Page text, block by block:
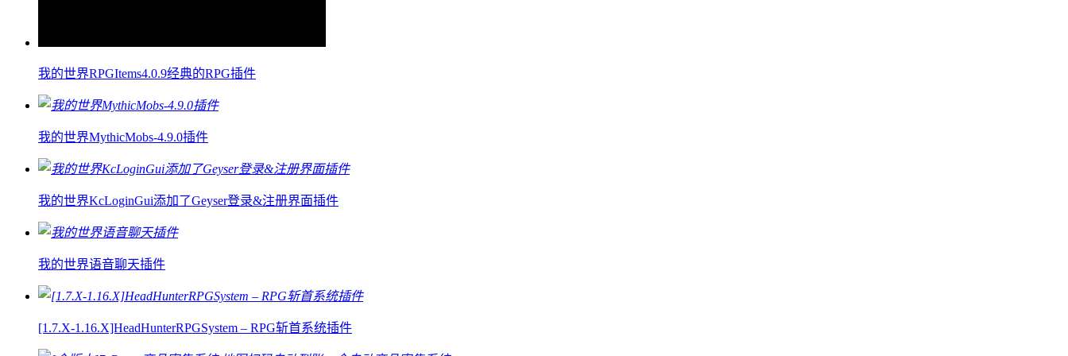
我的世界RPGItems4.0.9经典的RPG插件
我的世界MythicMobs-4.9.0插件
我的世界KcLoginGui添加了Geyser登录&注册界面插件
我的世界语音聊天插件
[1.7.X-1.16.X]HeadHunterRPGSystem – RPG斩首系统插件